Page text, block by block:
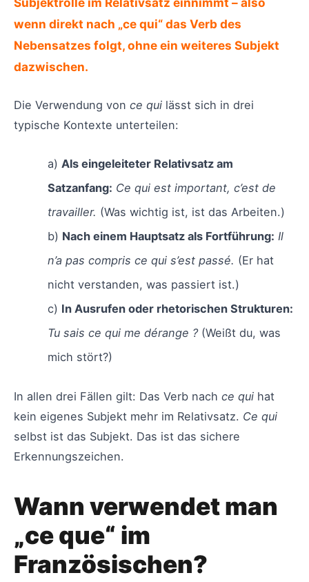
wenn direkt nach „ce qui“ das Verb des
Nebensatzes folgt, ohne ein weiteres Subjekt
dazwischen.
Die Verwendung von ce qui lässt sich in drei
typische Kontexte unterteilen:
a) Als eingeleiteter Relativsatz am
Satzanfang: Ce qui est important, c’est de
travailler. (Was wichtig ist, ist das Arbeiten.)
b) Nach einem Hauptsatz als Fortführung: Il
n’a pas compris ce qui s’est passé. (Er hat
nicht verstanden, was passiert ist.)
c) In Ausrufen oder rhetorischen Strukturen:
Tu sais ce qui me dérange ?(Weißt du, was
mich stört?)
In allen drei Fällen gilt: Das Verb nach ce qui hat
kein eigenes Subjekt mehr im Relativsatz. Ce qui
selbst ist das Subjekt. Das ist das sichere
Erkennungszeichen.
Wann verwendet man
„ce que“ im
Französischen?